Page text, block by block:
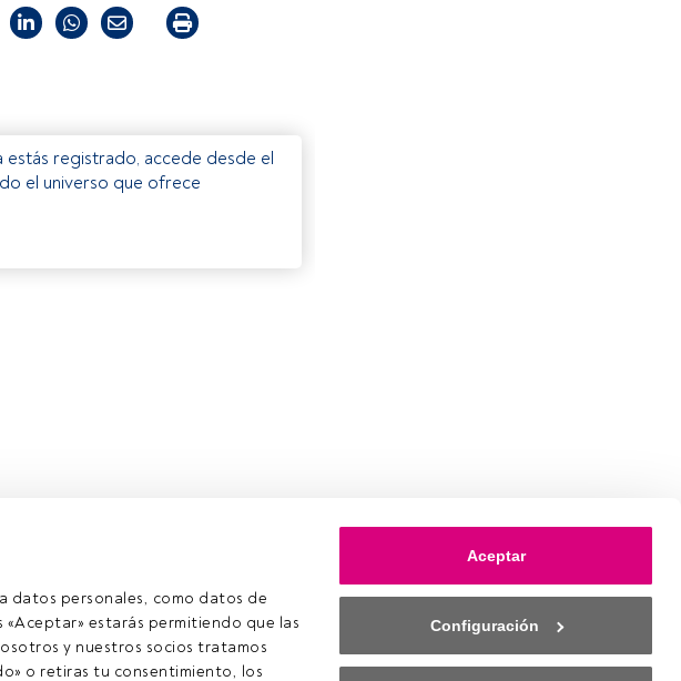
datos personales, como datos de
estarás permitiendo que las
y nuestros socios tratamos
o retiras tu consentimiento, los
Aceptar
Configuración
estás registrado, accede desde el
el universo que ofrece